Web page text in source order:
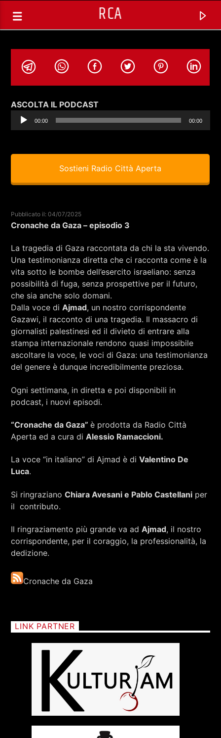
RCA
LIVING IN AMERICA CON ALESSIO
RAMACCIONI E SILVIA MINGUZZI
RCA - Radio città aperta
Sostieni Radio Città Aperta
ASCOLTA IL PODCAST
Player
00:00 00:00
Sostieni Radio Città Aperta
Pubblicato il: 04/07/2025
Cronache da Gaza – episodio 3
La tragedia di Gaza raccontata da chi la sta vivendo.
Una testimonianza diretta che ci racconta come è la
vita sotto le bombe dell’esercito israeliano: senza
possibilità di fuga, senza prospettive per il futuro,
che sia anche solo domani.
Dalla voce diAjmad, un nostro corrispondente
Gazawi, il racconto di una tragedia. Il massacro di
giornalisti palestinesi ed il divieto di entrare alla
stampa internazionale rendono quasi impossibile
ascoltare la voce, le voci di Gaza: una testimonianza
del genere è dunque incredibilmente preziosa.
Ogni settimana, in diretta e poi disponibili in
podcast, i nuovi episodi.
“Cronache da Gaza”è prodotta da Radio Città
Aperta ed a cura diAlessio Ramaccioni.
La voce “in italiano” di Ajmad è diValentino De
Luca.
Si ringrazianoChiara Avesani e Pablo Castellani per
il contributo.
Il ringraziamento più grande va adAjmad, il nostro
corrispondente, per il coraggio, la professionalità, la
dedizione.
Cronache da Gaza
LINK PARTNER